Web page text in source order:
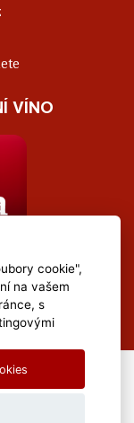
VÍNO
Webdesign by
cookie",
na vašem
s